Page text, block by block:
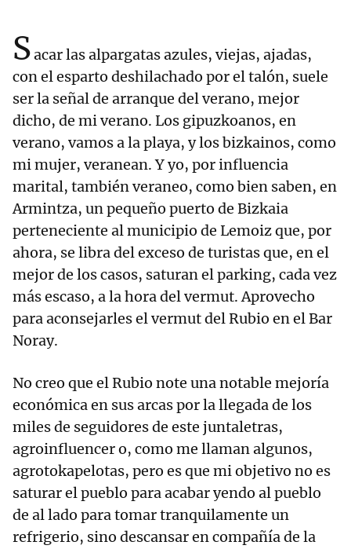
Sacar las alpargatas azules, viejas, ajadas,
con el esparto deshilachado por el talón, suele
ser la señal de arranque del verano, mejor
dicho, de mi verano. Los gipuzkoanos, en
verano, vamos a la playa, y los bizkainos, como
mi mujer, veranean. Y yo, por influencia
marital, también veraneo, como bien saben, en
Armintza, un pequeño puerto de Bizkaia
perteneciente al municipio de Lemoiz que, por
ahora, se libra del exceso de turistas que, en el
mejor de los casos, saturan el parking, cada vez
más escaso, a la hora del vermut. Aprovecho
para aconsejarles el vermut del Rubio en el Bar
Noray.
No creo que el Rubio note una notable mejoría
económica en sus arcas por la llegada de los
miles de seguidores de este juntaletras,
agroinfluencer o, como me llaman algunos,
agrotokapelotas, pero es que mi objetivo no es
saturar el pueblo para acabar yendo al pueblo
de al lado para tomar tranquilamente un
refrigerio, sino descansar en compañía de la